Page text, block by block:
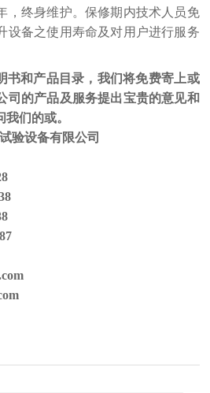
，终身维护。保修期内技术人员免
设备之使用寿命及对用户进行服务
书和产品目录，我们将免费寄上或
司的产品及服务提出宝贵的意见和
我们的或。
验设备有限公司